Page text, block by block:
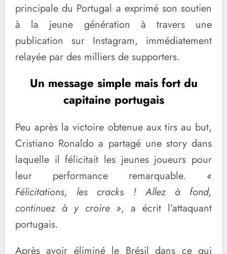
principale du Portugal a exprimé son soutien
à la jeune génération à travers une
publication sur Instagram, immédiatement
relayée par des milliers de supporters.
Un message simple mais fort du
capitaine portugais
Peu après la victoire obtenue aux tirs au but,
Cristiano Ronaldo a partagé une story dans
laquelle il félicitait les jeunes joueurs pour
leur performance remarquable. «
Félicitations, les cracks ! Allez à fond,
continuez à y croire », a écrit l’attaquant
portugais.
Après avoir éliminé le Brésil dans ce qui